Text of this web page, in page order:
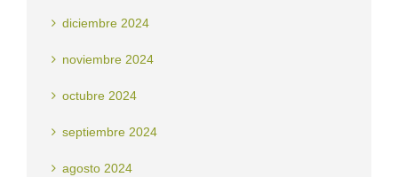
diciembre 2024
noviembre 2024
octubre 2024
septiembre 2024
agosto 2024